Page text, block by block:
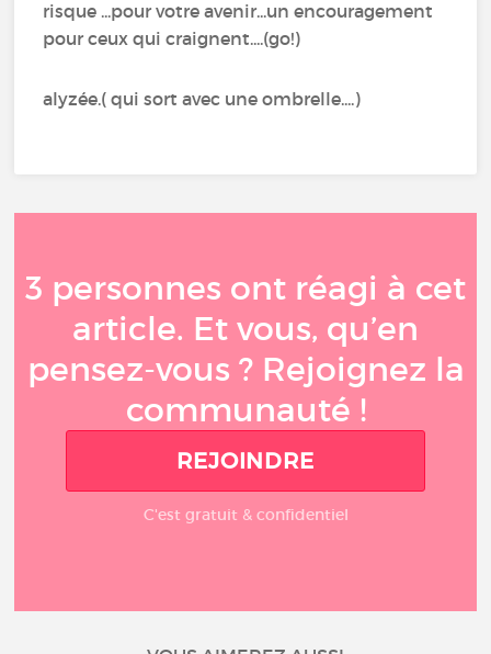
risque ...pour votre avenir...un encouragement
pour ceux qui craignent....(go!)
alyzée.( qui sort avec une ombrelle....)
3 personnes ont réagi à cet
article. Et vous, qu’en
pensez-vous ? Rejoignez la
communauté !
REJOINDRE
C'est gratuit & confidentiel